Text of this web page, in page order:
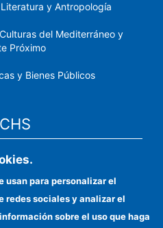
y Antropología
del Mediterráneo y
Próximo
y Bienes Públicos
CSIC
institucional
proveedores
usan para personalizar el
redes sociales y analizar el
sobre el uso que haga